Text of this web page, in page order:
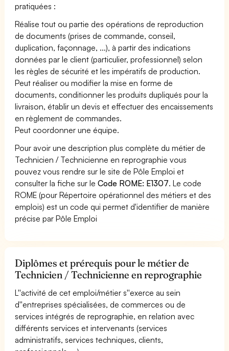
pratiquées :
Réalise tout ou partie des opérations de reproduction
de documents (prises de commande, conseil,
duplication, façonnage, ...), à partir des indications
données par le client (particulier, professionnel) selon
les règles de sécurité et les impératifs de production.
Peut réaliser ou modifier la mise en forme de
documents, conditionner les produits dupliqués pour la
livraison, établir un devis et effectuer des encaissements
en règlement de commandes.
Peut coordonner une équipe.
Pour avoir une description plus complète du métier de
Technicien / Technicienne en reprographie vous
pouvez vous rendre sur le site de Pôle Emploi et
consulter la fiche sur leCode ROME: E1307. Le code
ROME (pour Répertoire opérationnel des métiers et des
emplois) est un code qui permet d'identifier de manière
précise par Pôle Emploi
Diplômes et prérequis pour le métier de
Technicien / Technicienne en reprographie
L''activité de cet emploi/métier s''exerce au sein
d''entreprises spécialisées, de commerces ou de
services intégrés de reprographie, en relation avec
différents services et intervenants (services
administratifs, services techniques, clients,